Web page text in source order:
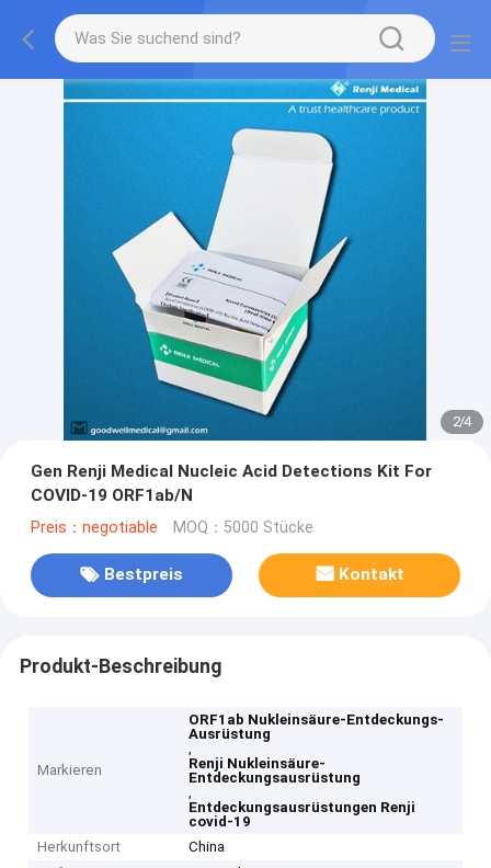
2/4
Gen Renji Medical Nucleic Acid Detections Kit For
COVID-19 ORF1ab/N
Preis：negotiable MOQ：5000 Stücke
Bestpreis Kontakt
Produkt-Beschreibung
Markieren
ORF1ab Nukleinsäure-Entdeckungs-
Ausrüstung
,
Renji Nukleinsäure-
Entdeckungsausrüstung
,
Entdeckungsausrüstungen Renji
covid-19
Herkunftsort
China